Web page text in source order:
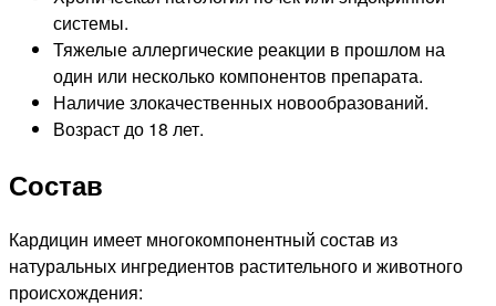
системы.
Тяжелые аллергические реакции в прошлом на
один или несколько компонентов препарата.
Наличие злокачественных новообразований.
Возраст до 18 лет.
Состав
Кардицин имеет многокомпонентный состав из
натуральных ингредиентов растительного и животного
происхождения: